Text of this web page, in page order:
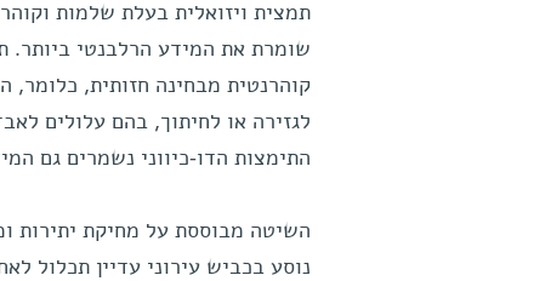
תמצית ויזואלית בעלת שלמות
שומרת את המידע הרלבנטי ביותר.
קוהרנטית מבחינה חזותית, כלומר,
לגזירה או לחיתוך, בהם עלולים
התימצות הדו-כיווני נשמרים גם
השיטה מבוססת על מחיקת יתירות
נוסע בכביש עירוני עדיין תכלול